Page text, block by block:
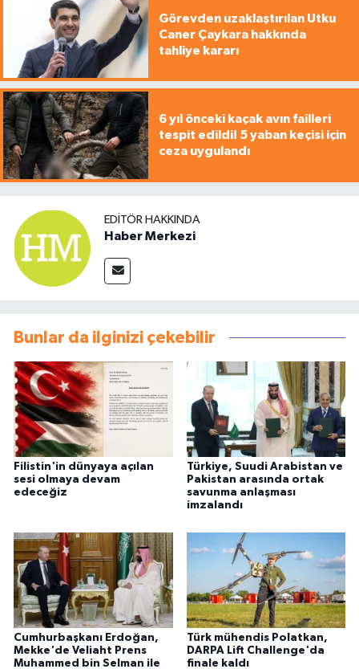
Görevden uzaklaştırılan Utku
Caner Çaykara hakkında
tahliye kararı
6 yıl önceki kaçak avın failleri
tespit edildi! 5 yaban keçisi için
ceza uygulandı
EDITÖR HAKKINDA
Haber Merkezi
Bunlar da ilginizi çekebilir
Filistin'in dünyaya açılan
sesi olmaya devam
edeceğiz
Türkiye, Suudi Arabistan ve
Pakistan arasında ortak
savunma anlaşması
imzalandı
Cumhurbaşkanı Erdoğan,
Mekke'de Veliaht Prens
Muhammed bin Selman ile
Türk mühendis Polatkan,
DARPA Lift Challenge'da
finale kaldı